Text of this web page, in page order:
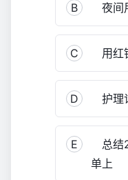
B 夜间
C 用红
D 护理
E
总结
单上